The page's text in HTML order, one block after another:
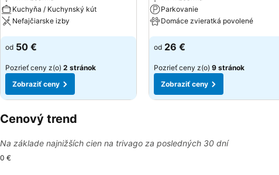
Kuchyňa / Kuchynský kút
Nefajčiarske izby
Zobraziť ceny
od 50 €
Pozrieť ceny z(o) 2 stránok
Zobraziť ceny
Parkovanie
Domáce zvieratká povolené
Zobraziť ceny
od 26 €
Pozrieť ceny z(o) 9 stránok
Zobraziť ceny
Cenový trend
Na základe najnižších cien na trivago za posledných 30 dní
0 €